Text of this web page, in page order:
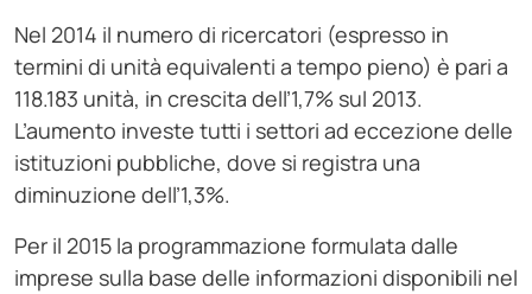
Nel 2014 il numero di ricercatori (espresso in
termini di unità equivalenti a tempo pieno) è pari a
118.183 unità, in crescita dell’1,7% sul 2013.
L’aumento investe tutti i settori ad eccezione delle
istituzioni pubbliche, dove si registra una
diminuzione dell’1,3%.
Per il 2015 la programmazione formulata dalle
imprese sulla base delle informazioni disponibili nel